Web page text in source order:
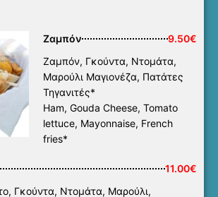
Ζαμπόν
9.50€
Ζαμπόν, Γκούντα, Ντομάτα,
Μαρούλι Μαγιονέζα, Πατάτες
Τηγανιτές*
Ham, Gouda Cheese, Tomato
lettuce, Mayonnaise, French
fries*
11.00€
Γκούντα, Ντομάτα, Μαρούλι,